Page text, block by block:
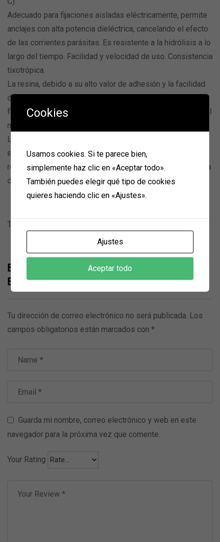
Adecuado para fijaciones aisladas eléctricamente, permite
anclajes con alta potencia dieléctrica, cancelando el efecto
de las corrientes parásitas. Es resistente a la hidrólisis a lo
largo del tiempo. Facilidad y velocidad de uso. Consistencia
tixotrópica.
La resina, debido a su alto valor de adhesión y la facilidad
de penetración en poros y áreas huecas, permite una
fijación segura sin expansión y por lo tanto sin tensión en el
material base durante la instalación
La resina y el endurecedor se mezclan solo durante la
extrusión pasando el producto al mezclador apropiado. No
requiere mezcla previa. También se puede usar como masa
de reparación y llenado.
There are no reviews yet.
Be the first to review “EPOXICO
BOSSONG 21”
Tu dirección de correo electrónico no será publicada. Los
campos obligatorios están marcados con *
Guarda mi nombre, correo electrónico y web en este
navegador para la próxima vez que comente.
Your Rating
Cookies
Usamos cookies. Si te parece bien,
simplemente haz clic en «Aceptar todo».
También puedes elegir qué tipo de cookies
quieres haciendo clic en «Ajustes».
Ajustes
Aceptar todo